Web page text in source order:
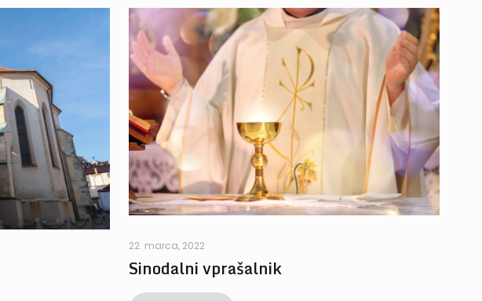
22. marca, 2022
Sinodalni vprašalnik